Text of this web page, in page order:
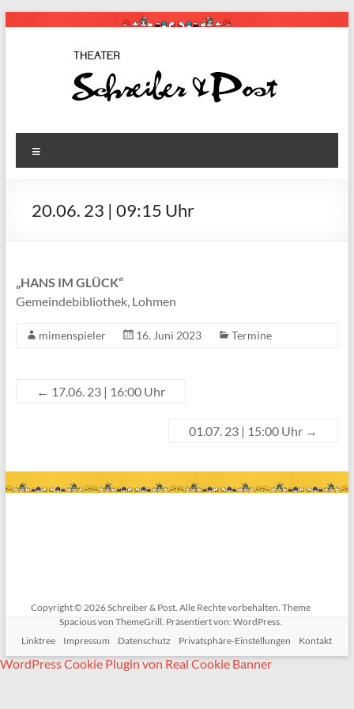
Schreiber
& Post
Theaterstücke
für Kinder
20.06. 23 | 09:15 Uhr
„HANS IM GLÜCK“
Gemeindebibliothek, Lohmen
mimenspieler 16. Juni 2023 Termine
← 17.06. 23 | 16:00 Uhr
01.07. 23 | 15:00 Uhr →
Copyright © 2026Schreiber & Post. Alle Rechte vorbehalten. Theme
Spaciousvon ThemeGrill. Präsentiert von:WordPress.
Linktree
Impressum Datenschutz Privatsphäre-Einstellungen Kontakt
WordPress Cookie Plugin von Real Cookie Banner